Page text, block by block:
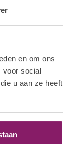
en om ons
voor social
u aan ze heeft